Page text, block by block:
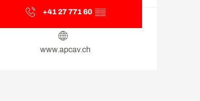
+41 27 771 60 ▒▒
www.apcav.ch